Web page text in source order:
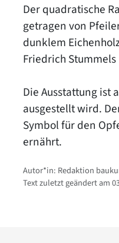
Der quadratische
getragen von
dunklem
Friedrich
Die Ausstattung ist
ausgestellt wird.
Symbol für den
ernährt.
Autor*in: Redaktion
Text zuletzt geändert am